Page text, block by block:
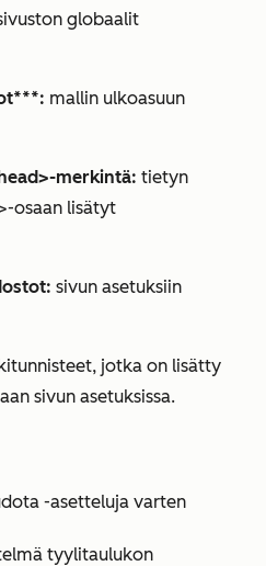
globaalit
: mallin ulkoasuun
merkintä: tietyn
osaan lisätyt
sivun asetuksiin
jotka on lisätty
sivun asetuksissa.
-asetteluja varten
tyylitaulukon